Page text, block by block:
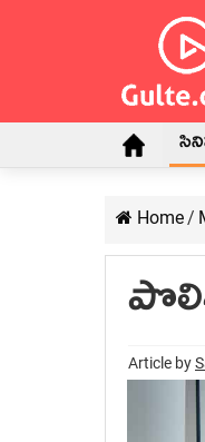
Home/
Article by